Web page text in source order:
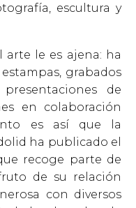
escultura y
le es ajena: ha
grabados
de
en colaboración
es así que la
ha publicado el
recoge parte de
de su relación
con diversos